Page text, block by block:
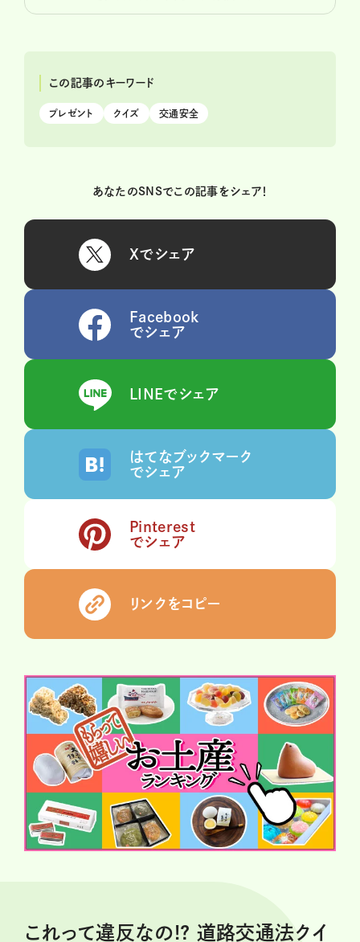
この記事のキーワード
プレゼント クイズ 交通安全
あなたのSNSでこの記事をシェア！
Xでシェア
Facebook
でシェア
LINEでシェア
はてなブックマーク
でシェア
Pinterest
でシェア
リンクをコピー
これって違反なの!? 道路交通法クイ